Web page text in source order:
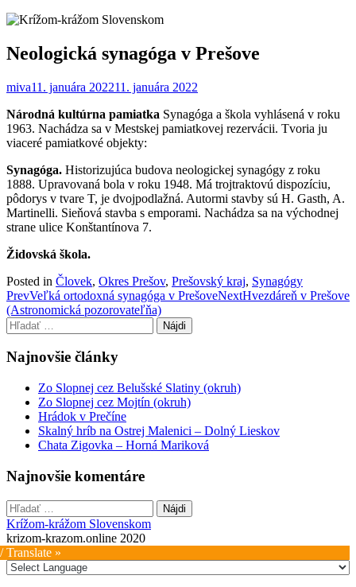
Neologická synagóga v Prešove
miva11. januára 202211. januára 2022
Národná kultúrna pamiatka Synagóga a škola vyhlásená v roku
1963. Nachádza sa v Mestskej pamiatkovej rezervácii. Tvoria ju
viaceré pamiatkové objekty:
Synagóga. Historizujúca budova neologickej synagógy z roku
1888. Upravovaná bola v roku 1948. Má trojtraktovú dispozíciu,
pôdorys v tvare T, je dvojpodlažná. Autormi stavby sú H. Gasth, A.
Martinelli. Sieňová stavba s emporami. Nachádza sa na východnej
strane ulice Konštantínova 7.
Židovská škola.
Posted in Človek, Okres Prešov, Prešovský kraj, Synagógy
Post
navigation
PrevVeľká ortodoxná synagóga v PrešoveNextHvezdáreň v Prešove
(Astronomická pozorovateľňa)
Hľadať:
Najnovšie články
Zo Slopnej cez Belušské Slatiny (okruh)
Zo Slopnej cez Mojtín (okruh)
Hrádok v Prečíne
Skalný hríb na Ostrej Malenici – Dolný Lieskov
Chata Zigovka – Horná Mariková
Najnovšie komentáre
Hľadať:
Krížom-krážom Slovenskom
krizom-krazom.online 2020
Translate »